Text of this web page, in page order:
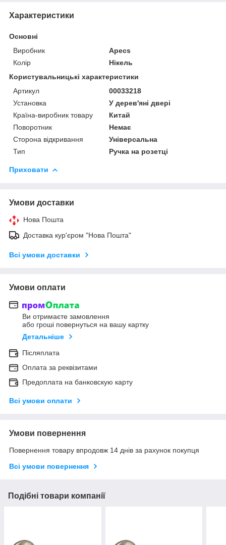
Характеристики
Основні
Виробник
Apecs
Колір
Нікель
Користувальницькі характеристики
Артикул
00033218
Установка
У дерев'яні двері
Країна-виробник товару
Китай
Поворотник
Немає
Сторона відкривання
Універсальна
Тип
Ручка на розетці
Приховати
Умови доставки
Нова Пошта
Доставка кур'єром "Нова Пошта"
Всі умови доставки
Умови оплати
Ви отримаєте замовлення
або гроші повернуться на вашу картку
Детальніше
Післяплата
Оплата за реквізитами
Предоплата на банковскую карту
Всі умови оплати
Умови повернення
Повернення товару впродовж 14 днів за рахунок покупця
Всі умови повернення
Подібні товари компанії